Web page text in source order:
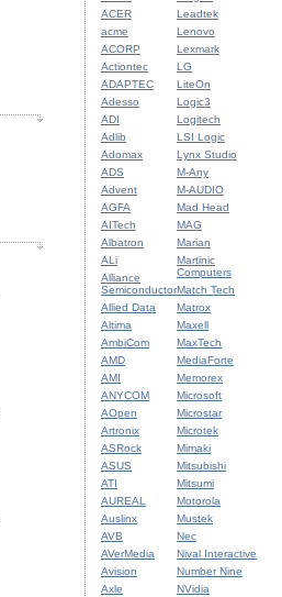
ACER
acme
ACORP
Actiontec
ADAPTEC
Adesso
ADI
Adlib
Adomax
ADS
Advent
AGFA
AITech
Albatron
ALi
Alliance
Semiconductor
Allied Data
Altima
AmbiCom
AMD
AMI
ANYCOM
AOpen
Artronix
ASRock
ASUS
ATI
AUREAL
Auslinx
AVB
AVerMedia
Avision
Axle
Leadtek
Lenovo
Lexmark
LG
LiteOn
Logic3
Logitech
LSI Logic
Lynx Studio
M-Any
M-AUDIO
Mad Head
MAG
Marian
Martinic
Computers
Match Tech
Matrox
Maxell
MaxTech
MediaForte
Memorex
Microsoft
Microstar
Microtek
Mimaki
Mitsubishi
Mitsumi
Motorola
Mustek
Nec
Nival Interactive
Number Nine
NVidia